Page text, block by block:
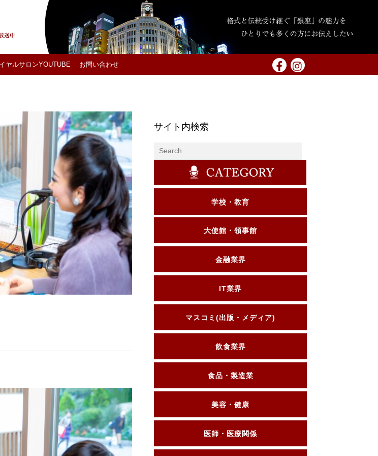
ヤルサロンYOUTUBE お問い合わせ
サイト内検索
学校・教育
大使館・領事館
金融業界
IT業界
マスコミ(出版・メディア)
飲食業界
食品・製造業
美容・健康
医師・医療関係